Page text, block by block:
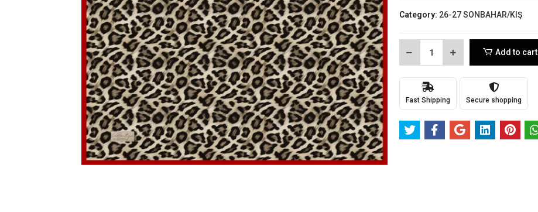
Category: 26-27 SONBAHAR/KIŞ
Add to cart
Fast Shipping Secure shopping